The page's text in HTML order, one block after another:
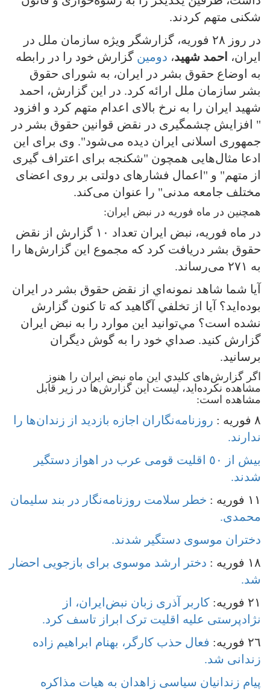
شکنی متهم کردند.
در روز ٢٨ فوریه، گزارشگر ویژه سازمان ملل در
ایران، احمد شهید، دومین گزارش خود را در رابطه
به اوضاع حقوق بشر در ایران، به شورای حقوق
بشر سازمان ملل ارائه کرد. در این گزارش، احمد
شهید ایران را به نرخ بالای اعدام متهم کرد و افزود
" افزایش چشمگیری در نقض قوانین حقوق بشر در
جمهوری اسلانی ایران دیده می‌شود". وی برای این
ادعا مثال‌هایی همچون "شکنجه برای اعتراف گیری
از متهم" و "اعمال فشارهای دولتی بر روی اعضای
مختلف جامعه مدنی" را عنوان می‌کند.
همچنين در ماه فوريه در نبض ايران:
در ماه فوریه، نبض ایران تعداد ١٠ گزارش از نقض
حقوق بشر دریافت کرد که مجموع این گزارش‌ها را
به ٢٧١ می‌رساند.
آيا شما شاهد نمونه‌اي از نقض حقوق بشر در ايران
بوده‌ايد؟ آيا از تخلفي آگاهيد که تا کنون گزارش
نشده است؟ مي‌توانيد اين موارد را به نبض ايران
گزارش کنيد. صداي خود را به گوش ديگران
برسانيد.
اگر گزارش‌های کليدي اين ماه نبض ايران را هنوز
مشاهده نکرده‌ايد، ليست اين گزارش‌ها در زير قابل
مشاهده است:
٨ فوریه :
روزنامه‌نگاران اجازه بازدید از زندان‌ها را
ندارند.
بیش از ٥٠ اقلیت قومی عرب در اهواز دستگیر
شدند.
١١ فوریه :
خطر سلامت روزنامه‌نگار در بند سلیمان
محمدی.
دختران موسوی دستگیر شدند.
١٨ فوریه :
دختر ارشد موسوی برای بازجویی احضار
شد.
٢١ فوریه:
کاربر آذری زبان نبض‌ایران، از
نژادپرستی علیه اقلیت ترک ابراز تاسف کرد.
٢٦ فوریه:
فعال حذب کارگر، بهنام ابراهیم زاده
زندانی شد.
پیام زندانیان سیاسی زاهدان به هیات مذاکره